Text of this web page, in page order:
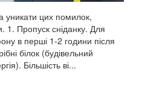
уникати цих помилок,
1. Пропуск сніданку. Для
в перші 1-2 години після
білок (будівельний
Більшість ві...